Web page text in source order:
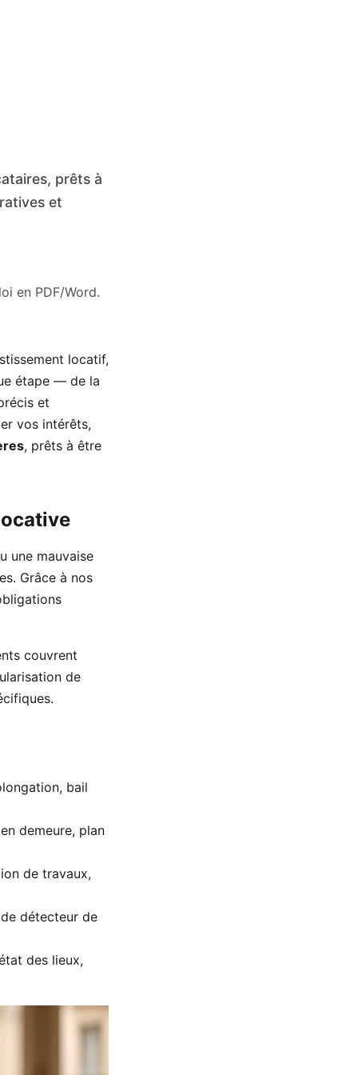
prêts à
et
en PDF/Word.
locatif,
étape — de la
et
vos intérêts,
, prêts à être
une mauvaise
Grâce à nos
couvrent
de
bail
demeure, plan
de travaux,
détecteur de
des lieux,